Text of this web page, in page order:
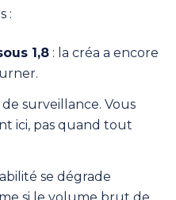
:
1,8 : la créa a encore
de surveillance. Vous
ici, pas quand tout
se dégrade
si le volume brut de